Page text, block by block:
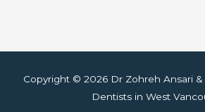
Copyright © 2026 Dr Zohreh Ansari
Dentists in West